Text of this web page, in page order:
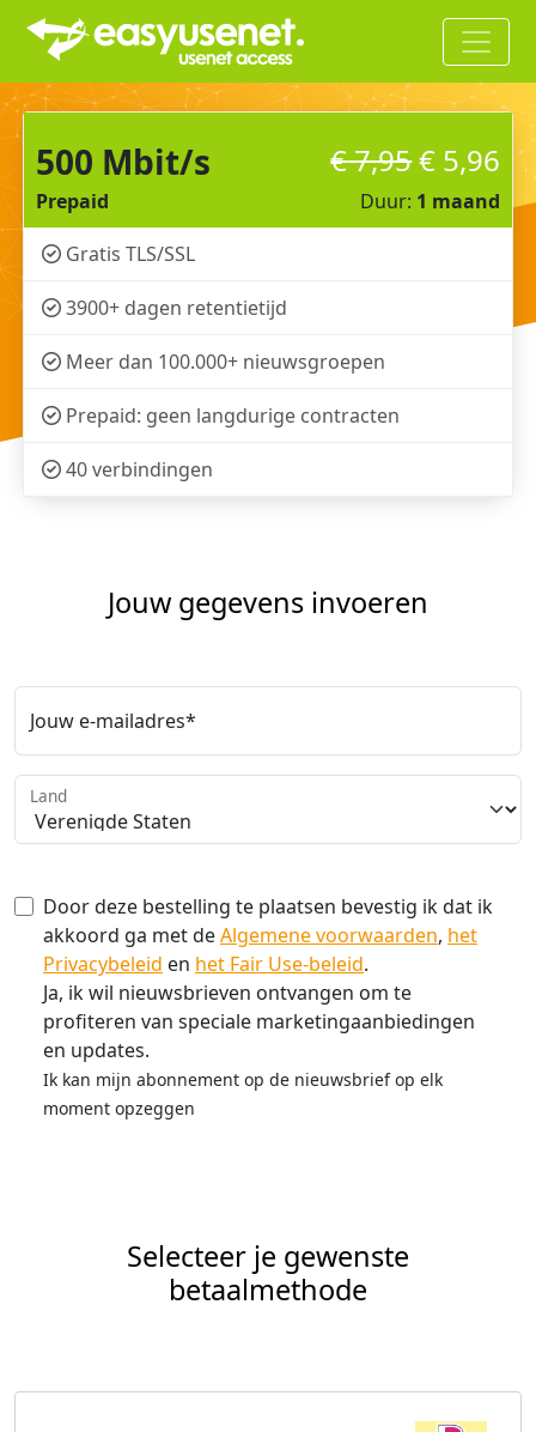
€7,95€ 5,96
500 Mbit/s
Prepaid Duur: 1 maand
Gratis TLS/SSL
3900+ dagen retentietijd
Meer dan 100.000+ nieuwsgroepen
Prepaid: geen langdurige contracten
40 verbindingen
Jouw gegevens invoeren
Jouw e-mailadres*
Land
Door deze bestelling te plaatsen bevestig ik dat ik
akkoord ga met deAlgemene voorwaarden, het
Privacybeleid en het Fair Use-beleid.
Ja, ik wil nieuwsbrieven ontvangen om te
profiteren van speciale marketingaanbiedingen
en updates.
Ik kan mijn abonnement op de nieuwsbrief op elk
moment opzeggen
Selecteer je gewenste
betaalmethode